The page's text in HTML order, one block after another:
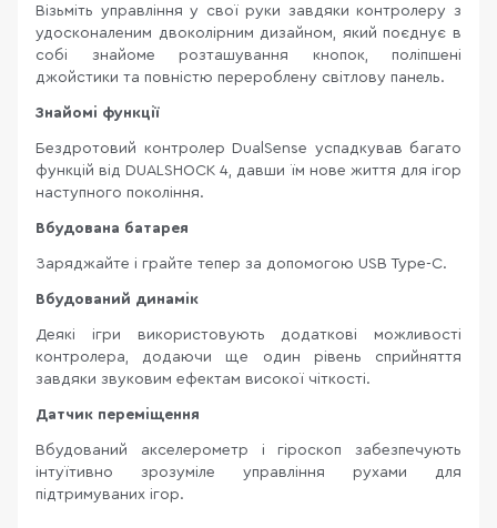
Візьміть управління у свої руки завдяки контролеру з
удосконаленим двоколірним дизайном, який поєднує в
собі знайоме розташування кнопок, поліпшені
джойстики та повністю перероблену світлову панель.
Знайомі функції
Бездротовий контролер DualSense успадкував багато
функцій від DUALSHOCK 4, давши їм нове життя для ігор
наступного покоління.
Вбудована батарея
Заряджайте і грайте тепер за допомогою USB Type-C.
Вбудований динамік
Деякі ігри використовують додаткові можливості
контролера, додаючи ще один рівень сприйняття
завдяки звуковим ефектам високої чіткості.
Датчик переміщення
Вбудований акселерометр і гіроскоп забезпечують
інтуїтивно зрозуміле управління рухами для
підтримуваних ігор.